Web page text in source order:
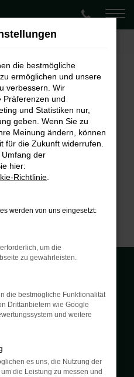
die bestmögliche
ermöglichen und unsere
verbessern. Wir
Präferenzen und
und Statistiken nur,
geben. Wenn Sie zu
Meinung ändern, können
für die Zukunft widerrufen.
der
hier:
Richtlinie
werden von uns eingesetzt:
um die
zu gewährleisten.
die bestmögliche Funktionalität
Drittanbietern wie Google
und weitere
es uns, die Nutzung der
die Leistung zu messen und